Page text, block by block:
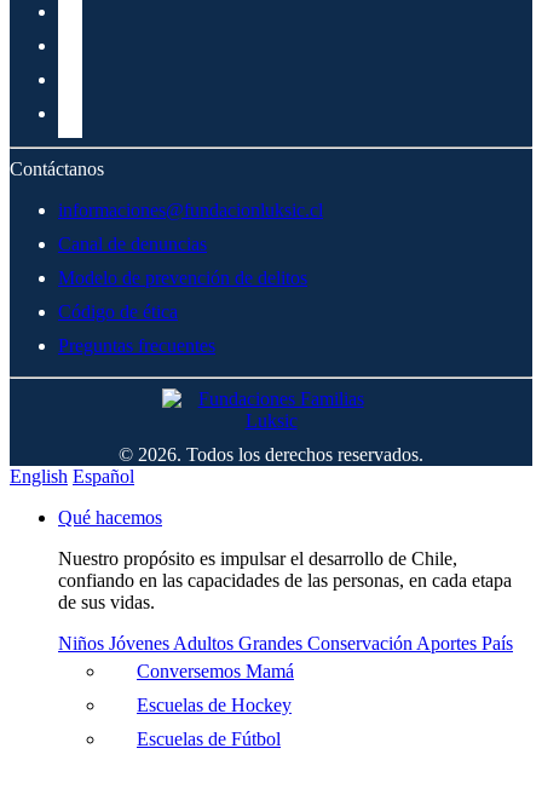
Contáctanos
informaciones@fundacionluksic.cl
Canal de denuncias
Modelo de prevención de delitos
Código de ética
Preguntas frecuentes
© 2026. Todos los derechos reservados.
English Español
Qué hacemos
Nuestro propósito es impulsar el desarrollo de Chile,
confiando en las capacidades de las personas, en cada etapa
de sus vidas.
Niños Jóvenes Adultos Grandes Conservación Aportes País
Conversemos Mamá
Escuelas de Hockey
Escuelas de Fútbol